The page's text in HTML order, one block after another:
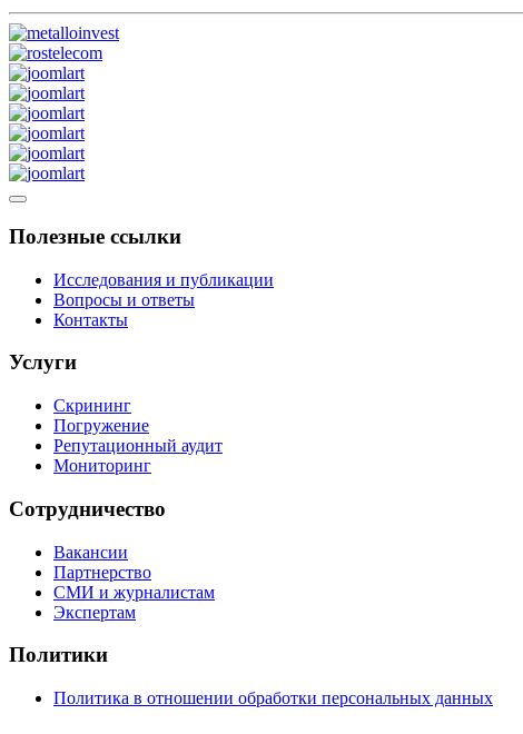
Полезные ссылки
Исследования и публикации
Вопросы и ответы
Контакты
Услуги
Скрининг
Погружение
Репутационный аудит
Мониторинг
Сотрудничество
Вакансии
Партнерство
СМИ и журналистам
Экспертам
Политики
Политика в отношении обработки персональных данных